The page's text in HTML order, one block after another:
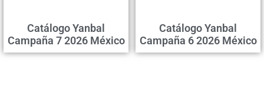
Catálogo Yanbal
Campaña 7 2026 México
Catálogo Yanbal
Campaña 6 2026 México